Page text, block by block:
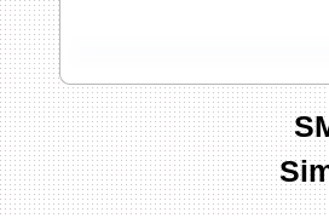
03 Апреля 2026,
whookey:
03 Апреля 2026,